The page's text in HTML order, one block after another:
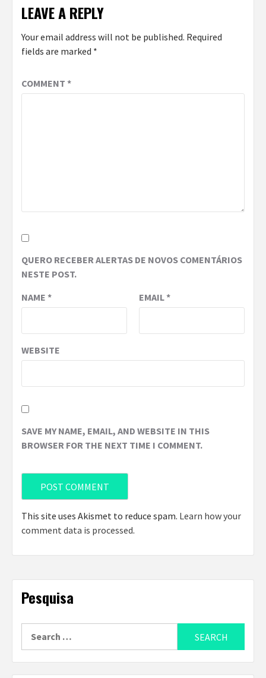
LEAVE A REPLY
Your email address will not be published. Required
fields are marked *
COMMENT *
QUERO RECEBER ALERTAS DE NOVOS COMENTÁRIOS
NESTE POST.
NAME * EMAIL*
WEBSITE
SAVE MY NAME, EMAIL, AND WEBSITE IN THIS
BROWSER FOR THE NEXT TIME I COMMENT.
This site uses Akismet to reduce spam. Learn how your
comment data is processed.
Pesquisa